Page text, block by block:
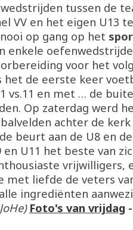
tussen de
VV en het eigen U13
op gang op het
enkele
voor het
het de eerste keer
vs.11 en met … de
Op zaterdag werd
achter de kerk
beurt aan de U8 en
en U11 het beste van
met liefde de veters
ingrediënten
Foto's van vrijdag